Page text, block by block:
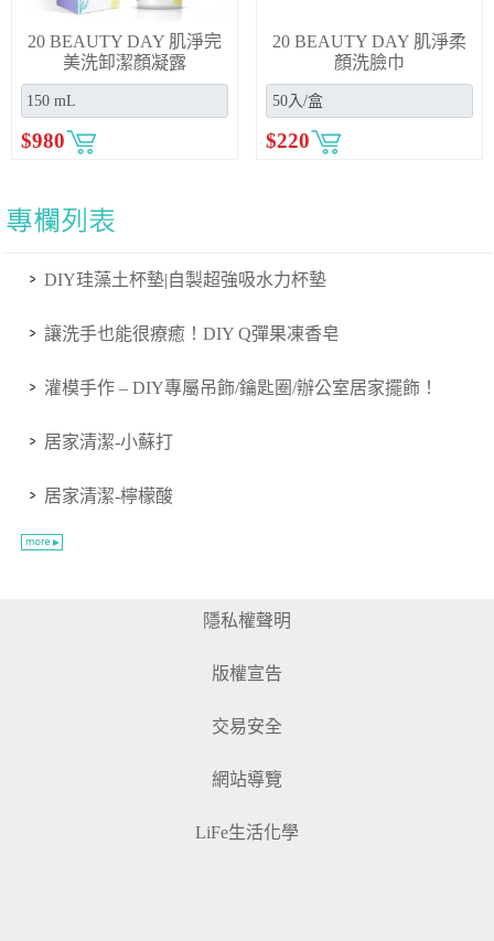
DIY珪藻土杯墊|自製超強吸水力杯墊
讓洗手也能很療癒！DIY Q彈果凍香皂
灌模手作 – DIY專屬吊飾/鑰匙圈/辦公室居家擺飾！
居家清潔-小蘇打
居家清潔-檸檬酸
20 BEAUTY DAY 肌淨完
美洗卸潔顏凝露
$980
20 BEAUTY DAY 肌淨柔
顏洗臉巾
$220
隱私權聲明
版權宣告
交易安全
網站導覽
LiFe生活化學